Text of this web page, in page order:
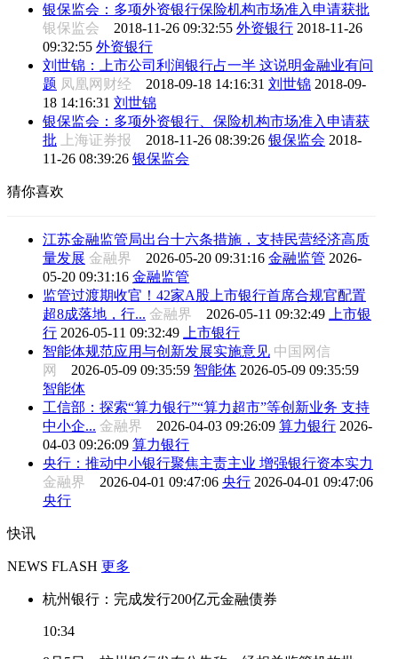
银保监会：多项外资银行保险机构市场准入申请获批
银保监会 2018-11-26 09:32:55 外资银行 2018-11-26
09:32:55 外资银行
刘世锦：上市公司利润银行占一半 这说明金融业有问
题 凤凰网财经 2018-09-18 14:16:31 刘世锦 2018-09-
18 14:16:31 刘世锦
银保监会：多项外资银行、保险机构市场准入申请获
批
上海证券报 2018-11-26 08:39:26 银保监会 2018-
11-26 08:39:26 银保监会
猜你喜欢
江苏金融监管局出台十六条措施，支持民营经济高质
量发展 金融界 2026-05-20 09:31:16 金融监管 2026-
05-20 09:31:16 金融监管
监管过渡期收官！42家A股上市银行首席合规官配置
超8成落地，行... 金融界 2026-05-11 09:32:49
上市银
行 2026-05-11 09:32:49
上市银行
智能体规范应用与创新发展实施意见 中国网信
网 2026-05-09 09:35:59 智能体 2026-05-09 09:35:59
智能体
工信部：探索“算力银行”“算力超市”等创新业务 支持
中小企... 金融界 2026-04-03 09:26:09 算力银行 2026-
04-03 09:26:09 算力银行
央行：推动中小银行聚焦主责主业 增强银行资本实力
金融界 2026-04-01 09:47:06 央行 2026-04-01 09:47:06
央行
快讯
NEWS FLASH 更多
杭州银行：完成发行200亿元金融债券
10:34